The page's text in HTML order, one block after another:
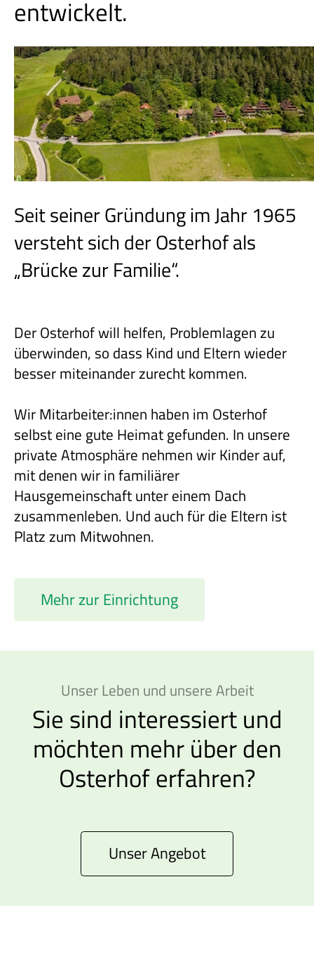
entwickelt.
Seit seiner Gründung im Jahr 1965
versteht sich der Osterhof als
„Brücke zur Familie“.
Der Osterhof will helfen, Problemlagen zu
überwinden, so dass Kind und Eltern wieder
besser miteinander zurecht kommen.
Wir Mitarbeiter:innen haben im Osterhof
selbst eine gute Heimat gefunden. In unsere
private Atmosphäre nehmen wir Kinder auf,
mit denen wir in familiärer
Hausgemeinschaft unter einem Dach
zusammenleben. Und auch für die Eltern ist
Platz zum Mitwohnen.
Mehr zur Einrichtung
Unser Leben und unsere Arbeit
Sie sind interessiert und
möchten mehr über den
Osterhof erfahren?
Unser Angebot